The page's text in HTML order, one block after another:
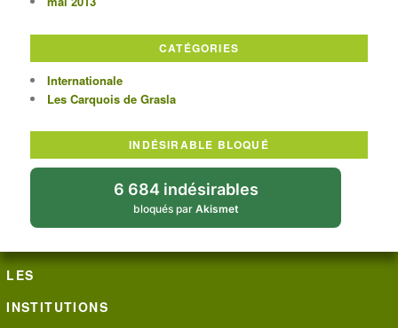
CATÉGORIES
Internationale
Les Carquois de Grasla
INDÉSIRABLE BLOQUÉ
6 684 indésirables
bloqués par Akismet
LES
INSTITUTIONS